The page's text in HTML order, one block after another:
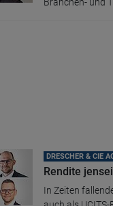
DRESCHER & CIE
Rendite
In Zeiten